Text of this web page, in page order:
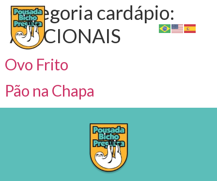
Categoria cardápio:
ADICIONAIS
Ovo Frito
Pão na Chapa